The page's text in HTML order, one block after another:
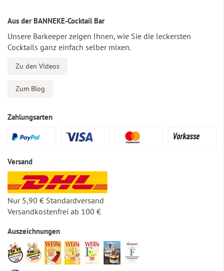
Aus der BANNEKE-Cocktail Bar
Unsere Barkeeper zeigen Ihnen, wie Sie die leckersten
Cocktails ganz einfach selber mixen.
Zu den Videos
Zum Blog
Zahlungsarten
Versand
Nur 5,90 € Standardversand
Versandkostenfrei ab 100 €
Auszeichnungen